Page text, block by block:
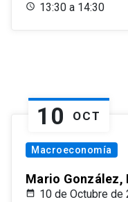
13:30 a 14:30
10 OCT
Macroeconomía
Mario González,
10 de Octubre de